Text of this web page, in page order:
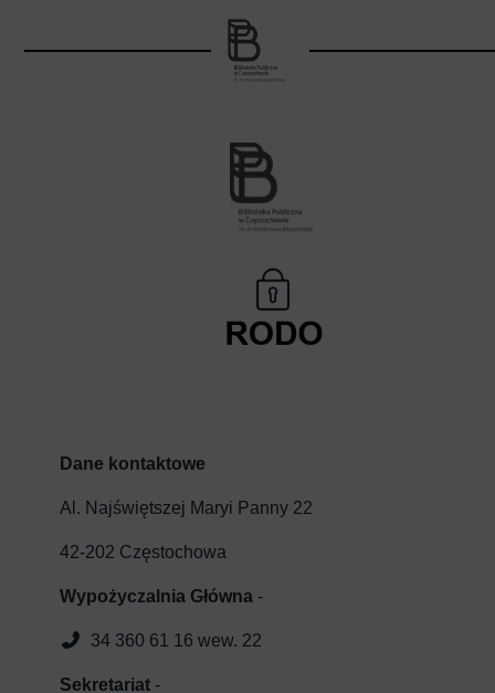
Dane kontaktowe
Al. Najświętszej Maryi Panny 22
42-202 Częstochowa
Wypożyczalnia Główna-
34 360 61 16 wew. 22
Sekretariat-